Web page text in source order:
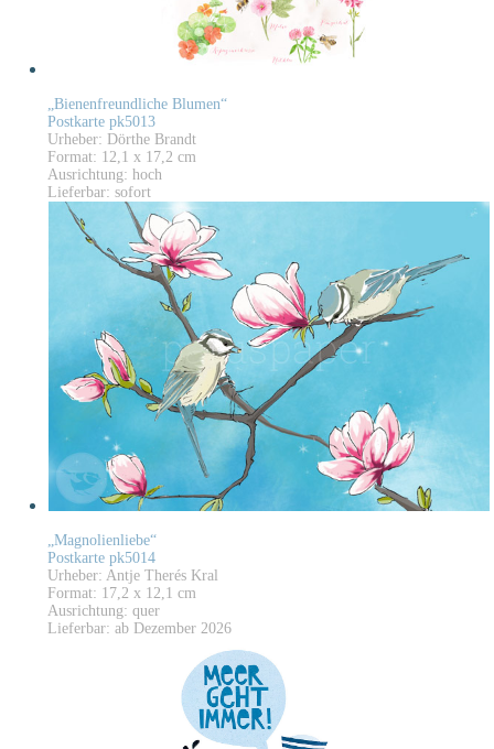
„Bienenfreundliche Blumen“
Postkarte pk5013
Urheber: Dörthe Brandt
Format: 12,1 x 17,2 cm
Ausrichtung: hoch
Lieferbar: sofort
„Magnolienliebe“
Postkarte pk5014
Urheber: Antje Therés Kral
Format: 17,2 x 12,1 cm
Ausrichtung: quer
Lieferbar: ab Dezember 2026